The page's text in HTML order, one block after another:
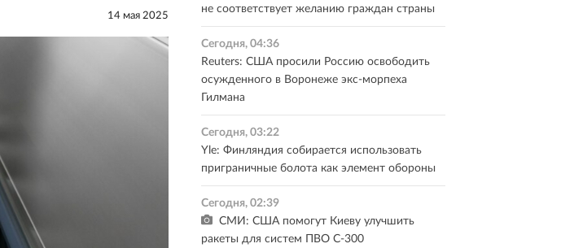
14 мая 2025
не соответствует желанию граждан страны
Сегодня, 04:36
Reuters: США просили Россию освободить
осужденного в Воронеже экс-морпеха
Гилмана
Сегодня, 03:22
Yle: Финляндия собирается использовать
приграничные болота как элемент обороны
Сегодня, 02:39
СМИ: США помогут Киеву улучшить
ракеты для систем ПВО С-300